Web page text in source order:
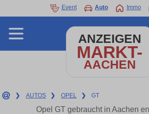
Event Auto Immo
ANZEIGEN
MARKT-
AACHEN
❯ AUTOS ❯ OPEL ❯ GT
Opel GT gebraucht in Aachen